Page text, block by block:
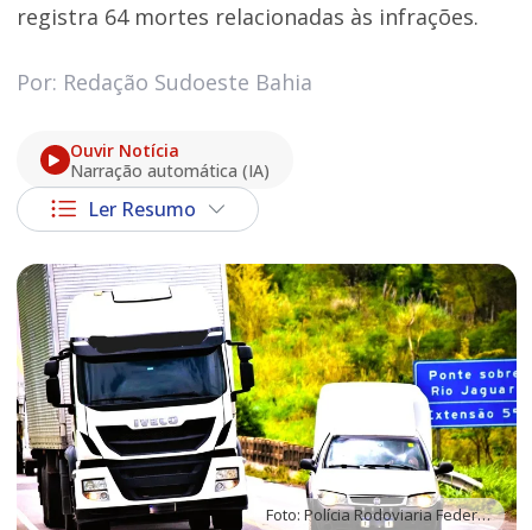
registra 64 mortes relacionadas às infrações.
Por: Redação Sudoeste Bahia
Ouvir Notícia
Narração automática (IA)
Ler Resumo
Foto: Polícia Rodoviaria Federal da Bahia